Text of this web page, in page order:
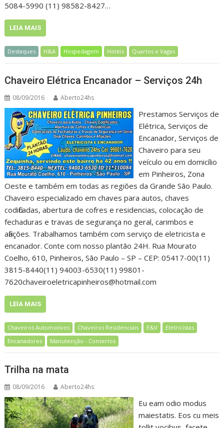
5084-5990 (11) 98582-8427…
LEIA MAIS
Destaques H&A Hospedagem Hotéis Quartos e Vagas
Chaveiro Elétrica Encanador – Serviços 24h
08/09/2016 Aberto24hs
Prestamos Serviços de
Elétrica, Serviços de
Encanador, Serviços de
Chaveiro para seu
veículo ou em domicílio
em Pinheiros, Zona
Oeste e também em todas as regiões da Grande São Paulo.
Chaveiro especializado em chaves para autos, chaves
codificadas, abertura de cofres e residencias, colocação de
fechaduras e travas de segurança no geral, carimbos e
afiações. Trabalhamos também com serviço de eletricista e
encanador. Conte com nosso plantão 24H. Rua Mourato
Coelho, 610, Pinheiros, São Paulo – SP – CEP: 05417-00(11)
3815-8440(11) 94003-6530(11) 99801-
7620chaveiroeletricapinheiros@hotmail.com
LEIA MAIS
Chaveiros Automotivos Chaveiros Residenciais E&V
Eletricistas
Encanadores
Manutenção - Consertos
Trilha na mata
08/09/2016 Aberto24hs
Eu eam odio modus
maiestatis. Eos cu meis